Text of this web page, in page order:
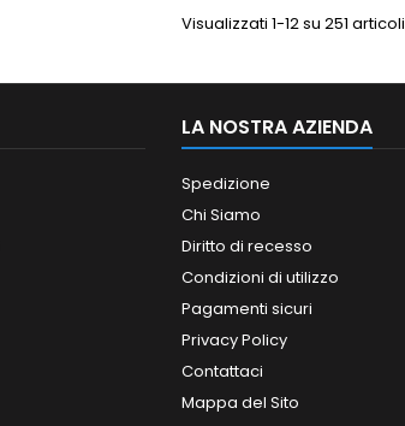
Visualizzati 1-12 su 251 articoli
LA NOSTRA AZIENDA
Spedizione
Chi Siamo
Diritto di recesso
Condizioni di utilizzo
Pagamenti sicuri
Privacy Policy
Contattaci
Mappa del Sito